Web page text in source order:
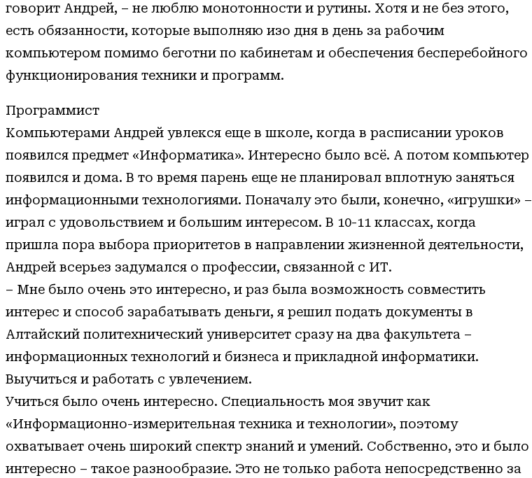
говорит Андрей, – не люблю монотонности и рутины. Хотя и не без этого,
есть обязанности, которые выполняю изо дня в день за рабочим
компьютером помимо беготни по кабинетам и обеспечения бесперебойного
функционирования техники и программ.
Программист
Компьютерами Андрей увлекся еще в школе, когда в расписании уроков
появился предмет «Информатика». Интересно было всё. А потом компьютер
появился и дома. В то время парень еще не планировал вплотную заняться
информационными технологиями. Поначалу это были, конечно, «игрушки» –
играл с удовольствием и большим интересом. В 10-11 классах, когда
пришла пора выбора приоритетов в направлении жизненной деятельности,
Андрей всерьез задумался о профессии, связанной с ИТ.
– Мне было очень это интересно, и раз была возможность совместить
интерес и способ зарабатывать деньги, я решил подать документы в
Алтайский политехнический университет сразу на два факультета –
информационных технологий и бизнеса и прикладной информатики.
Выучиться и работать с увлечением.
Учиться было очень интересно. Специальность моя звучит как
«Информационно-измерительная техника и технологии», поэтому
охватывает очень широкий спектр знаний и умений. Собственно, это и было
интересно – такое разнообразие. Это не только работа непосредственно за